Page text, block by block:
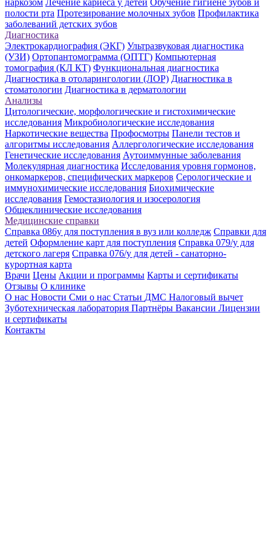
наркозом Лечение кариеса у детей Обучение гигиене зубов и
полости рта Протезирование молочных зубов Профилактика
заболеваний детских зубов
Диагностика
Электрокардиография (ЭКГ) Ультразвуковая диагностика
(УЗИ) Ортопантомограмма (ОПТГ) Компьютерная
томография (КЛ КТ) Функциональная диагностика
Диагностика в отоларингологии (ЛОР) Диагностика в
стоматологии Диагностика в дерматологии
Анализы
Цитологические, морфологические и гистохимические
исследования Микробиологические исследования
Наркотические вещества Профосмотры Панели тестов и
алгоритмы исследования Аллергологические исследования
Генетические исследования Аутоиммунные заболевания
Молекулярная диагностика Исследования уровня гормонов,
онкомаркеров, специфических маркеров Серологические и
иммунохимические исследования Биохимические
исследования Гемостазиология и изосерология
Общеклинические исследования
Медицинские справки
Справка 086у для поступления в вуз или колледж Справки для
детей Оформление карт для поступления Справка 079/у для
детского лагеря Справка 076/у для детей - санаторно-
курортная карта
Врачи Цены Акции и программы Карты и сертификаты
Отзывы О клинике
О нас Новости Сми о нас Статьи ДМС Налоговый вычет
Зуботехническая лаборатория Партнёры Вакансии Лицензии
и сертификаты
Контакты